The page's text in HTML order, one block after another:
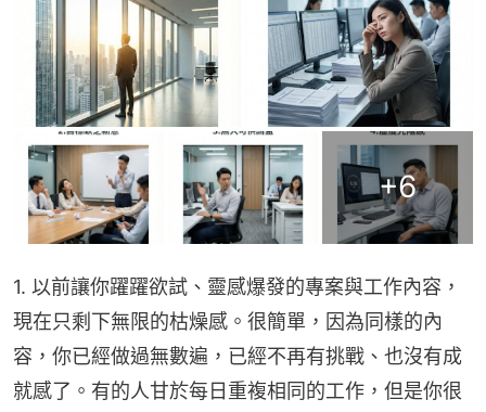
+6
1. 以前讓你躍躍欲試、靈感爆發的專案與工作內容，
現在只剩下無限的枯燥感。很簡單，因為同樣的內
容，你已經做過無數遍，已經不再有挑戰、也沒有成
就感了。有的人甘於每日重複相同的工作，但是你很